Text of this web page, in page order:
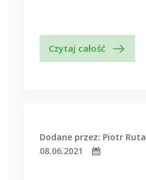
Czytaj całość
Dodane przez: Piotr Ruta
08.06.2021